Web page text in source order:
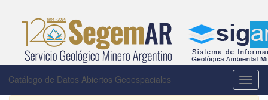
Catálogo de Datos Abiertos Geoespaciales
la